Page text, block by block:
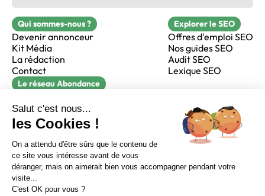
Sur LinkedIn Sur Youtube
Sur X Sur Facebook
Qui sommes-nous ?
Devenir annonceur
Kit Média
La rédaction
Contact
Explorer le SEO
Offres d'emploi SEO
Nos guides SEO
Audit SEO
Lexique SEO
Le réseau Abondance
Réacteur
alfie formation